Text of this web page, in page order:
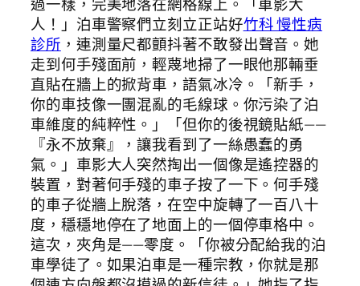
人！」泊車警察們立刻立正站好竹科 慢性病
診所 ，連測量尺都顫抖著不敢發出聲音。她
走到何手殘面前，輕蔑地掃了一眼他那輛垂
直貼在牆上的掀背車，語氣冰冷。「新手，
你的車技像一團混亂的毛線球。你污染了泊
車維度的純粹性。」「但你的後視鏡貼紙——
『永不放棄』，讓我看到了一絲愚蠢的勇
氣。」車影大人突然掏出一個像是遙控器的
裝置，對著何手殘的車子按了一下。何手殘
的車子從牆上脫落，在空中旋轉了一百八十
度，穩穩地停在了地面上的一個停車格中。
這次，夾角是——零度。「你被分配給我的泊
車學徒了。如果泊車是一種宗教，你就是那